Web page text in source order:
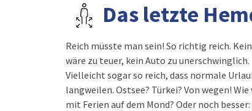
Das letzte
Reich müsste man sein! So richtig reich.
wäre zu teuer, kein Auto zu unerschwinglich.
Vielleicht sogar so reich, dass normale
langweilen. Ostsee? Türkei? Von wegen! Wie
mit Ferien auf dem Mond? Oder noch besser: